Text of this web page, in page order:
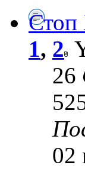
Стоп
1, 2
26
02